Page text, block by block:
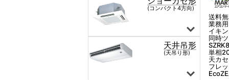
送料
業務
イキン
同時
単相
天カ
フレ